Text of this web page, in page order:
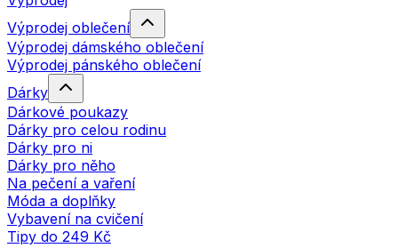
Výprodej oblečení
Výprodej dámského oblečení
Výprodej pánského oblečení
Dárky
Dárkové poukazy
Dárky pro celou rodinu
Dárky pro ni
Dárky pro něho
Na pečení a vaření
Móda a doplňky
Vybavení na cvičení
Tipy do 249 Kč